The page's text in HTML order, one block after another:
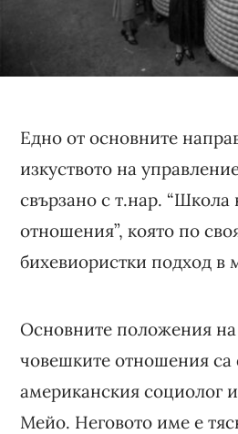
Едно от основните
изкуството на
свързано с т.нар. “Школа
отношения”, която по
бихевиористки подход в
Основните положения на
човешките отношения
американския социолог
Мейо. Неговото име е